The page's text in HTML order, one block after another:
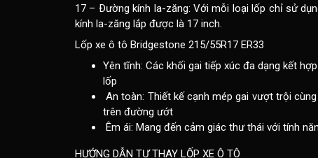
17 – Ðường kính la-zăng: Với mỗi loại lốp chỉ sử
kính la-zăng lắp được là 17 inch.
Lốp xe ô tô Bridgestone 215/55R17 ER33
Yên tĩnh: Các khối gai tiếp xúc đa dạng kết
lốp
An toàn: Thiết kế cạnh mép gai vượt trội
trên đường ướt
Êm ái: Mang đến cảm giác thư thái với tính
HƯỚNG DẪN TỰ THAY LỐP XE Ô TÔ